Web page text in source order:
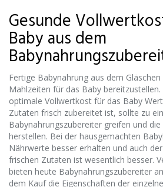
Gesunde
Baby aus dem
Fertige Babynahrung aus dem
Mahlzeiten für das Baby
optimale Vollwertkost für das Baby
Zutaten frisch zubereitet ist, sollte zu
Babynahrungszubereiter greifen und
herstellen. Bei der hausgemachten
Nährwerte besser erhalten und auch
frischen Zutaten ist wesentlich besser.
bieten heute Babynahrungszubereiter
dem Kauf die Eigenschaften der